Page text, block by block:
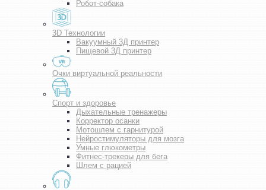
Робот-собака
3D Технологии
Вакуумный 3Д принтер
Пищевой 3Д принтер
Очки виртуальной реальности
Спорт и здоровье
Дыхательные тренажеры
Корректор осанки
Мотошлем с гарнитурой
Нейростимуляторы для мозга
Умные глюкометры
Фитнес-трекеры для бега
Шлем с рацией